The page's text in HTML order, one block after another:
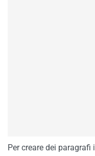
Per creare dei